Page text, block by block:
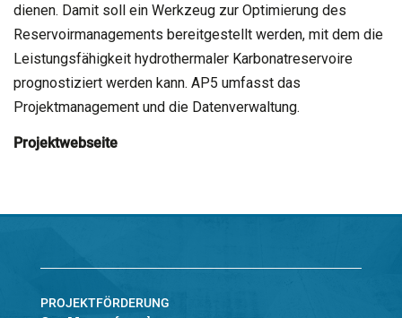
dienen. Damit soll ein Werkzeug zur Optimierung des
Reservoirmanagements bereitgestellt werden, mit dem die
Leistungsfähigkeit hydrothermaler Karbonatreservoire
prognostiziert werden kann. AP5 umfasst das
Projektmanagement und die Datenverwaltung.
Projektwebseite
PROJEKTFÖRDERUNG